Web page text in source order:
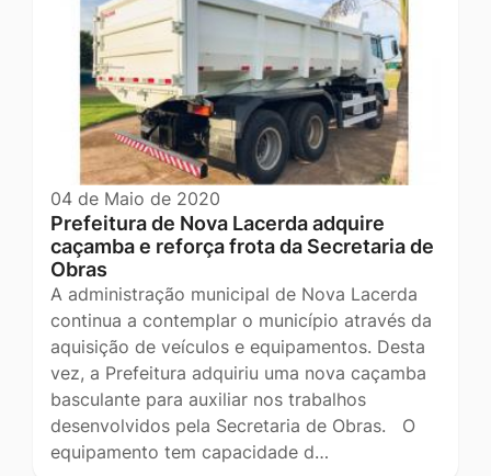
04 de Maio de 2020
Prefeitura de Nova Lacerda adquire
caçamba e reforça frota da Secretaria de
Obras
A administração municipal de Nova Lacerda
continua a contemplar o município através da
aquisição de veículos e equipamentos. Desta
vez, a Prefeitura adquiriu uma nova caçamba
basculante para auxiliar nos trabalhos
desenvolvidos pela Secretaria de Obras. O
equipamento tem capacidade d…